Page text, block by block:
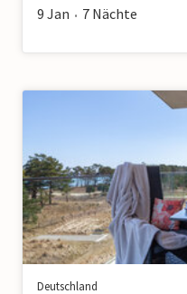
9 Jan • 7 Nächte
Deutschland